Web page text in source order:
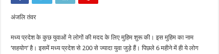
का
ग्रुप
अंजलि तंवर
मध्य प्रदेश के कुछ युवाओं ने लोगों की मदद के लिए मुहिम शुरू की। इस मुहिम का नाम
‘सहयोग’ है। इसमें मध्य प्रदेश से 200 से ज्यादा युवा जुड़े हैं। पिछले 6 महीने में ही ये लोग